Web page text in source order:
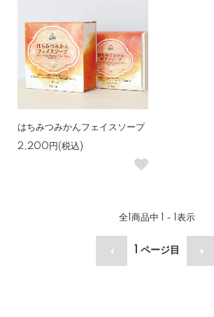
はちみつみかんフェイスソープ
2,200円(税込)
全1 商品中 1 - 1 表示
ページ目